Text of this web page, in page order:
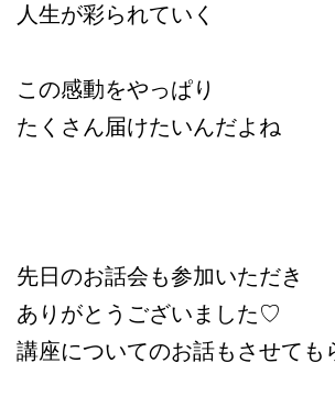
人生が彩られていく
この感動をやっぱり
たくさん届けたいんだよね
先日のお話会も参加いただき
ありがとうございました♡
講座についてのお話もさせても